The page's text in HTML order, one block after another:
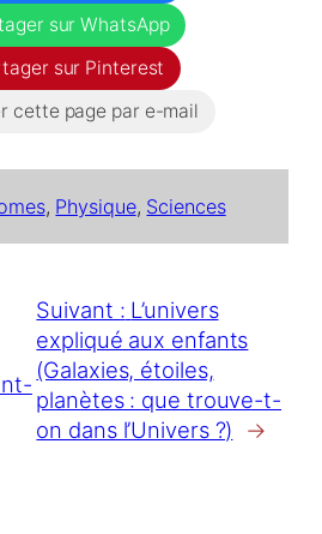
sur WhatsApp
sur Pinterest
cette page par e-mail
, Physique, Sciences
Suivant : L’univers
expliqué aux enfants
(Galaxies, étoiles,
planètes : que trouve-t-
on dans l’Univers ?)
→